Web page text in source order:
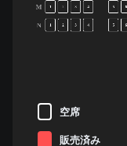
M
N
1 2 3 4 5 6
1 2 3 4 5 6
空席
販売済み